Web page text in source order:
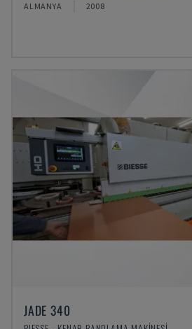
ALMANYA 2008
JADE 340